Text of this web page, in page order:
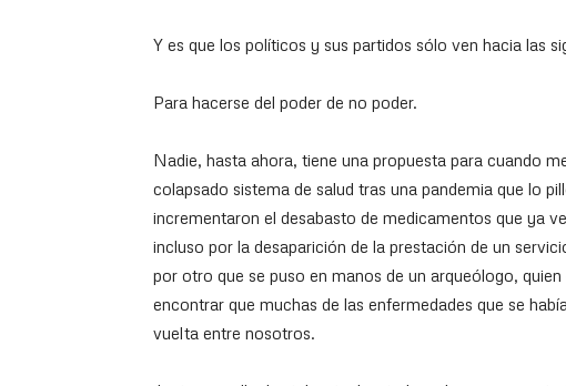
Y es que los políticos y sus partidos sólo ven hacia las
Para hacerse del poder de no poder.
Nadie, hasta ahora, tiene una propuesta para cuando
colapsado sistema de salud tras una pandemia que lo
incrementaron el desabasto de medicamentos que ya
incluso por la desaparición de la prestación de un
por otro que se puso en manos de un arqueólogo,
encontrar que muchas de las enfermedades que se
vuelta entre nosotros.